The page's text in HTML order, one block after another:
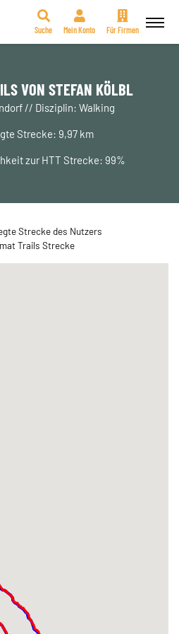
Suche Mein Konto Für Firmen
VON STEFAN KÖLBL
// Disziplin: Walking
Strecke: 9,97 km
zur HTT Strecke: 99%
Strecke des Nutzers
Trails Strecke